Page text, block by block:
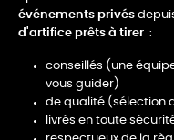
événements privés
d'artifice prêts à tirer :
conseillés (une
vous guider)
de qualité (sélection
livrés en toute